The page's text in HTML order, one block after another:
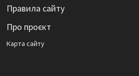
Правила сайту
Про проєкт
Карта сайтy